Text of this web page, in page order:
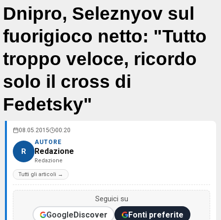
Dnipro, Seleznyov sul
fuorigioco netto: "Tutto
troppo veloce, ricordo
solo il cross di
Fedetsky"
08.05.2015 00:20
R
AUTORE
Redazione
Redazione
Tutti gli articoli →
Seguici su
GoogleDiscover Fonti preferite